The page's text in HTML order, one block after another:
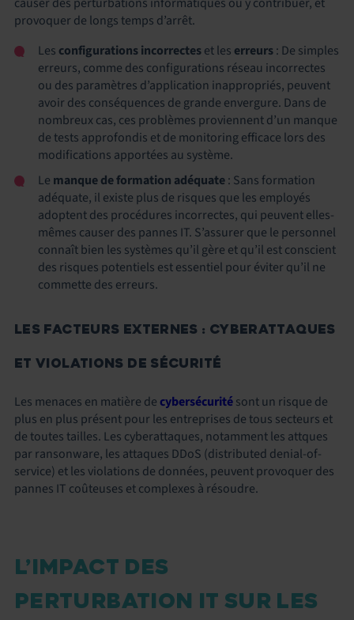
provoquer de longs temps d’arrêt.
Les configurations incorrecteset les erreurs: De simples
erreurs, comme des configurations réseau incorrectes
ou des paramètres d’application inappropriés, peuvent
avoir des conséquences de grande envergure. Dans de
nombreux cas, ces problèmes proviennent d’un manque
de tests approfondis et de monitoring efficace lors des
modifications apportées au système.
Le manque de formation adéquate: Sans formation
adéquate, il existe plus de risques que les employés
adoptent des procédures incorrectes, qui peuvent elles-
mêmes causer des pannes IT. S’assurer que le personnel
connaît bien les systèmes qu’il gère et qu’il est conscient
des risques potentiels est essentiel pour éviter qu’il ne
commette des erreurs.
LES FACTEURS EXTERNES : CYBERATTAQUES
ET VIOLATIONS DE SÉCURITÉ
Les menaces en matière decybersécuritésont un risque de
plus en plus présent pour les entreprises de tous secteurs et
de toutes tailles. Les cyberattaques, notamment les attques
par ransonware, les attaques DDoS (distributed denial-of-
service) et les violations de données, peuvent provoquer des
pannes IT coûteuses et complexes à résoudre.
L’IMPACT DES
PERTURBATION IT SUR LES